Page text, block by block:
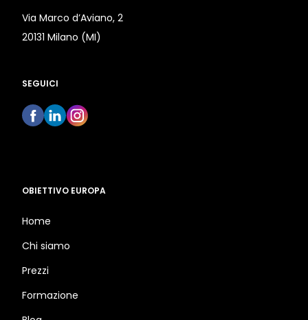
Via Marco d’Aviano, 2
20131 Milano (MI)
SEGUICI
OBIETTIVO EUROPA
Home
Chi siamo
Prezzi
Formazione